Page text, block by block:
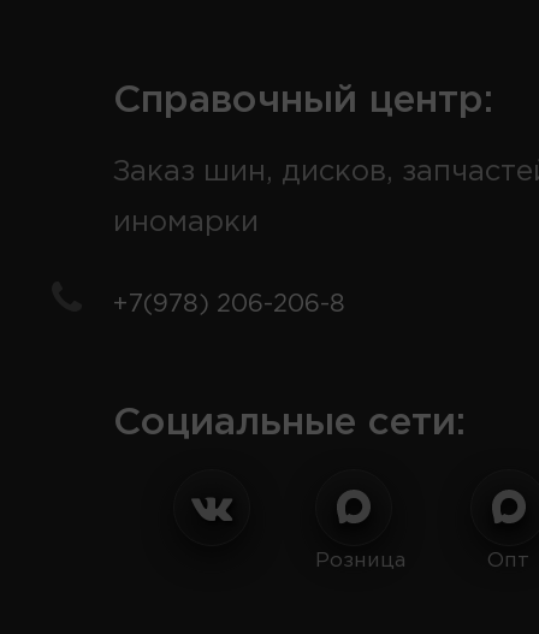
Справочный центр:
Заказ шин, дисков,
иномарки
+7(978) 206-206-8
Социальные сети:
Розница Опт